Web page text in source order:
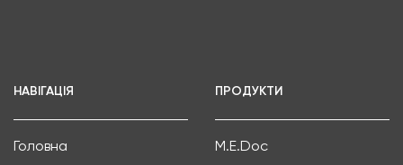
НАВІГАЦІЯ
Головна
ПРОДУКТИ
M.E.Doc